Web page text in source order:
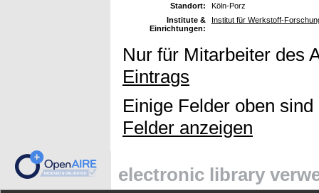
Standort:
Köln-Porz
Institute &
Einrichtungen:
Institut für Werkstoff-
Nur für Mitarbeiter des
Eintrags
Einige Felder oben
Felder anzeigen
electronic library